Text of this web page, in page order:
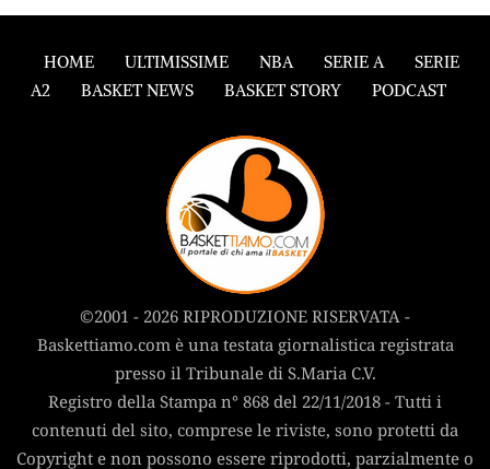
HOME ULTIMISSIME NBA SERIE A
SERIE
A2
BASKET NEWS BASKET STORY PODCAST
©2001 - 2026 RIPRODUZIONE RISERVATA -
Baskettiamo.com è una testata giornalistica registrata
presso il Tribunale di S.Maria C.V.
Registro della Stampa n° 868 del 22/11/2018 - Tutti i
contenuti del sito, comprese le riviste, sono protetti da
Copyright e non possono essere riprodotti, parzialmente o